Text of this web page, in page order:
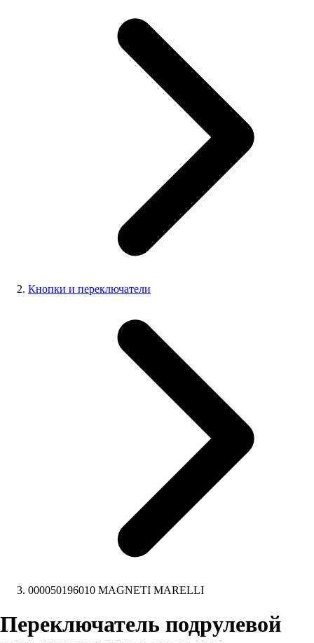
Кнопки и переключатели
000050196010 MAGNETI MARELLI
Переключатель подрулевой